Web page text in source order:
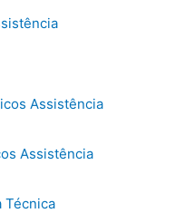
Assistência
Assistência
Técnica